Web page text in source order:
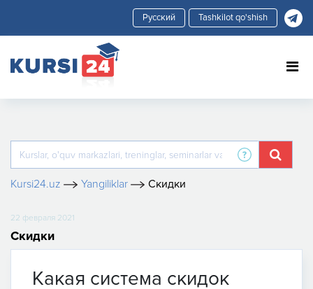
Tashkilot qo'shish
Kursi24.uz Yangiliklar Скидки
22 февраля 2021
Скидки
Какая система скидок